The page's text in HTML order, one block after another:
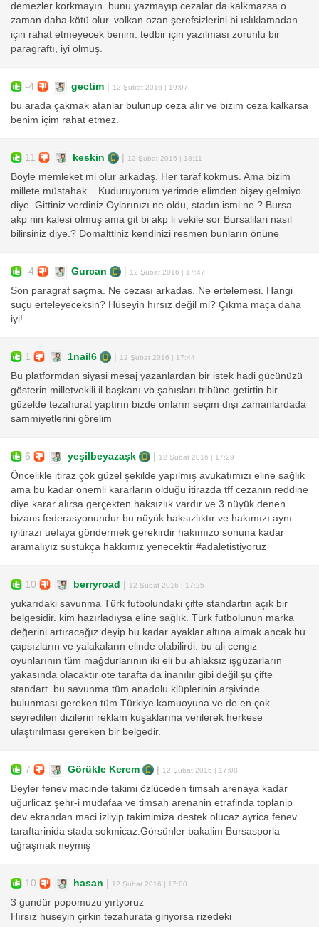
demezler korkmayın. bunu yazmayıp cezalar da kalkmazsa o
zaman daha kötü olur. volkan ozan şerefsizlerini bi ıslıklamadan
için rahat etmeyecek benim. tedbir için yazılması zorunlu bir
paragraftı, iyi olmuş.
-4 gectim 12 Şubat 2016 | 19:07
bu arada çakmak atanlar bulunup ceza alır ve bizim ceza kalkarsa
benim içim rahat etmez.
11 keskin 12 Şubat 2016 | 18:11
Böyle memleket mi olur arkadaş. Her taraf kokmus. Ama bizim
millete müstahak. . Kuduruyorum yerimde elimden bişey gelmiyo
diye. Gittiniz verdiniz Oylarınızı ne oldu, stadın ismi ne ? Bursa
akp nin kalesi olmuş ama git bi akp li vekile sor Bursalilari nasıl
bilirsiniz diye.? Domalttiniz kendinizi resmen bunların önüne
-4 Gurcan 12 Şubat 2016 | 17:47
Son paragraf saçma. Ne cezası arkadas. Ne ertelemesi. Hangi
suçu erteleyeceksin? Hüseyin hırsız değil mi? Çıkma maça daha
iyi!
1 1nail6 12 Şubat 2016 | 17:44
Bu platformdan siyasi mesaj yazanlardan bir istek hadi gücünüzü
gösterin milletvekili il başkanı vb şahısları tribüne getirtin bir
güzelde tezahurat yaptırın bizde onların seçim dışı zamanlardada
sammiyetlerini görelim
6 yeşilbeyazaşk 12 Şubat 2016 | 17:29
Öncelikle itiraz çok güzel şekilde yapılmış avukatımızı eline sağlık
ama bu kadar önemli kararların olduğu itirazda tff cezanın reddine
diye karar alırsa gerçekten haksızlık vardır ve 3 nüyük denen
bizans federasyonundur bu nüyük haksızlıktır ve hakımızı aynı
iyitirazı uefaya göndermek gerekirdir hakımızo sonuna kadar
aramalıyız sustukça hakkımız yenecektir #adaletistiyoruz
10 berryroad 12 Şubat 2016 | 17:25
yukarıdaki savunma Türk futbolundaki çifte standartın açık bir
belgesidir. kim hazırladıysa eline sağlık. Türk futbolunun marka
değerini artıracağız deyip bu kadar ayaklar altına almak ancak bu
çapsızların ve yalakaların elinde olabilirdi. bu ali cengiz
oyunlarının tüm mağdurlarının iki eli bu ahlaksız işgüzarların
yakasında olacaktır öte tarafta da inanılır gibi değil şu çifte
standart. bu savunma tüm anadolu klüplerinin arşivinde
bulunması gereken tüm Türkiye kamuoyuna ve de en çok
seyredilen dizilerin reklam kuşaklarına verilerek herkese
ulaştırılması gereken bir belgedir.
7 Görükle Kerem 12 Şubat 2016 | 17:08
Beyler fenev macinde takimi özlüceden timsah arenaya kadar
uğurlicaz şehr-i müdafaa ve timsah arenanin etrafinda toplanip
dev ekrandan maci izliyip takimimiza destek olucaz ayrica fenev
taraftarinida stada sokmicaz.Görsünler bakalim Bursasporla
uğraşmak neymiş
10 hasan 12 Şubat 2016 | 17:00
3 gundür popomuzu yırtyoruz
Hırsız huseyin çirkin tezahurata giriyorsa rizedeki